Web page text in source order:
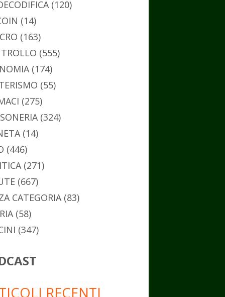
(120)
(14)
(163)
(555)
(174)
(55)
(275)
(324)
(14)
(446)
(271)
(667)
CATEGORIA(83)
(58)
(347)
RECENTI